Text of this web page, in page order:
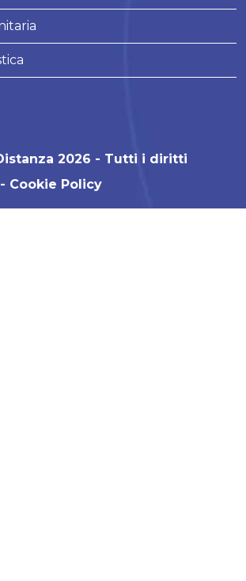
2026 - Tutti i diritti
Cookie Policy